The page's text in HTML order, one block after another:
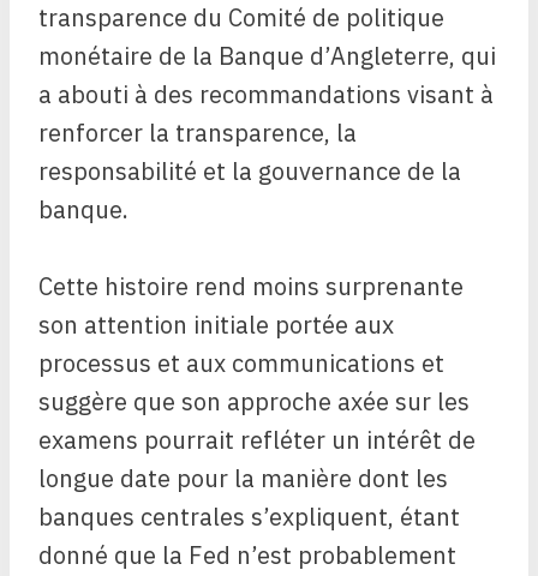
transparence du Comité de politique
monétaire de la Banque d’Angleterre, qui
a abouti à des recommandations visant à
renforcer la transparence, la
responsabilité et la gouvernance de la
banque.
Cette histoire rend moins surprenante
son attention initiale portée aux
processus et aux communications et
suggère que son approche axée sur les
examens pourrait refléter un intérêt de
longue date pour la manière dont les
banques centrales s’expliquent, étant
donné que la Fed n’est probablement